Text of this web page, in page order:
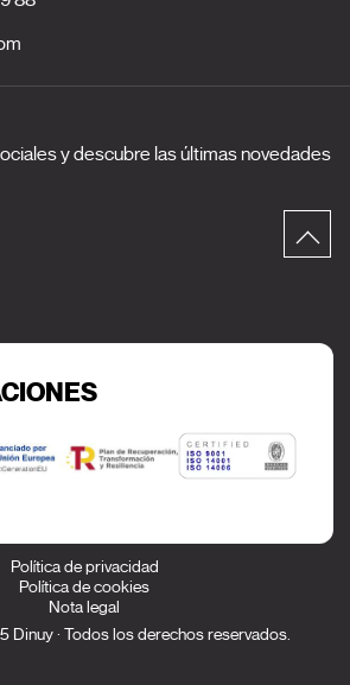
y descubre las últimas novedades
Política de privacidad
Política de cookies
Nota legal
· Todos los derechos reservados.